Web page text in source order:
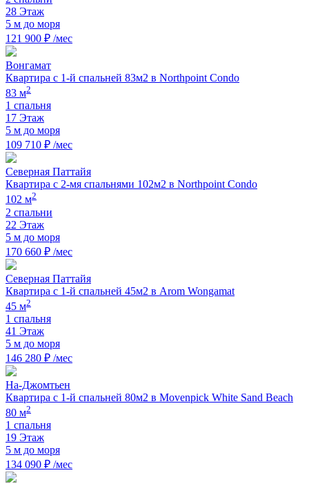
28 Этаж
5 м до моря
121 900 ₽ /мес
Вонгамат
Квартира с 1-й спальней 83м2 в Northpoint Condo
83 м2
1 спальня
17 Этаж
5 м до моря
109 710 ₽ /мес
Северная Паттайя
Квартира с 2-мя спальнями 102м2 в Northpoint Condo
102 м2
2 спальни
22 Этаж
5 м до моря
170 660 ₽ /мес
Северная Паттайя
Квартира с 1-й спальней 45м2 в Arom Wongamat
45 м2
1 спальня
41 Этаж
5 м до моря
146 280 ₽ /мес
На-Джомтьен
Квартира с 1-й спальней 80м2 в Movenpick White Sand Beach
80 м2
1 спальня
19 Этаж
5 м до моря
134 090 ₽ /мес